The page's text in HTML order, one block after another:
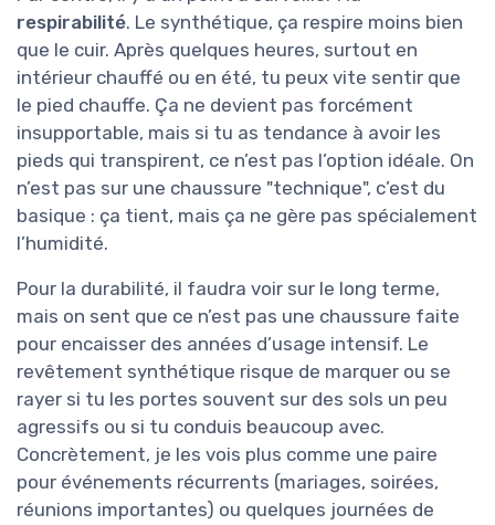
respirabilité. Le synthétique, ça respire moins bien
que le cuir. Après quelques heures, surtout en
intérieur chauffé ou en été, tu peux vite sentir que
le pied chauffe. Ça ne devient pas forcément
insupportable, mais si tu as tendance à avoir les
pieds qui transpirent, ce n’est pas l’option idéale. On
n’est pas sur une chaussure "technique", c’est du
basique : ça tient, mais ça ne gère pas spécialement
l’humidité.
Pour la durabilité, il faudra voir sur le long terme,
mais on sent que ce n’est pas une chaussure faite
pour encaisser des années d’usage intensif. Le
revêtement synthétique risque de marquer ou se
rayer si tu les portes souvent sur des sols un peu
agressifs ou si tu conduis beaucoup avec.
Concrètement, je les vois plus comme une paire
pour événements récurrents (mariages, soirées,
réunions importantes) ou quelques journées de